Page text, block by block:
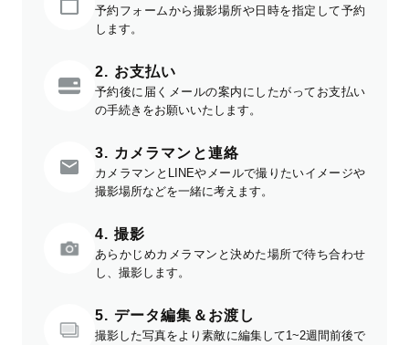
予約フォームから撮影場所や日時を指定して予約
します。
2. お支払い
予約後に届くメールの案内にしたがってお支払い
の手続きをお願いいたします。
3. カメラマンと連絡
カメラマンとLINEやメールで撮りたいイメージや
撮影場所などを一緒に考えます。
4. 撮影
あらかじめカメラマンと決めた場所で待ち合わせ
し、撮影します。
5. データ編集＆お渡し
撮影した写真をより素敵に編集して1~2週間前後で